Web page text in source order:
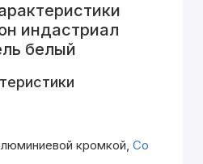
индастриал
белый
кромкой, Со